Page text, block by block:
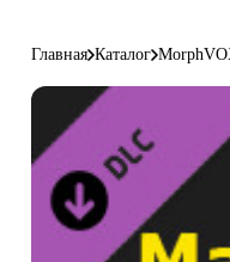
Главная Каталог